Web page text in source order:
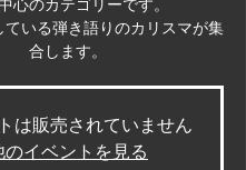
心のカテゴリーです。
ている弾き語りのカリスマが集
合します。
は販売されていません
のイベントを見る